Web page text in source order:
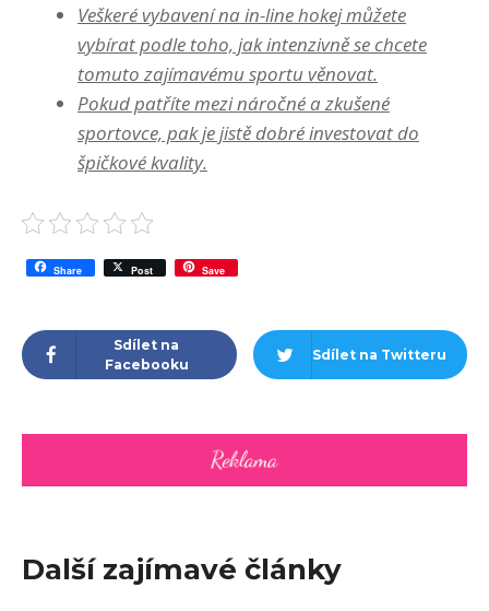
Veškeré vybavení na in-line hokej můžete
vybírat podle toho, jak intenzivně se chcete
tomuto zajímavému sportu věnovat.
Pokud patříte mezi náročné a zkušené
sportovce, pak je jistě dobré investovat do
špičkové kvality.
Share Post Save
Sdílet na
Facebooku
Sdílet na Twitteru
Další zajímavé články